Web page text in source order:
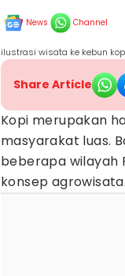
News Channel
ilustrasi wisata ke kebun
Share Article
Kopi merupakan
masyarakat luas.
beberapa wilayah
konsep agrowisata.